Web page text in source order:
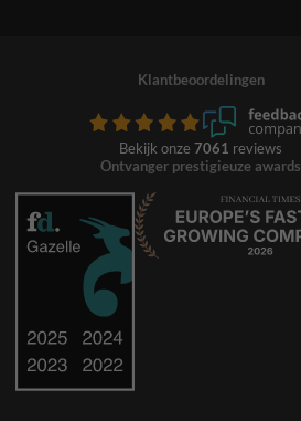
Klantbeoordelingen
Bekijk onze 7061 reviews
Ontvanger prestigieuze awards